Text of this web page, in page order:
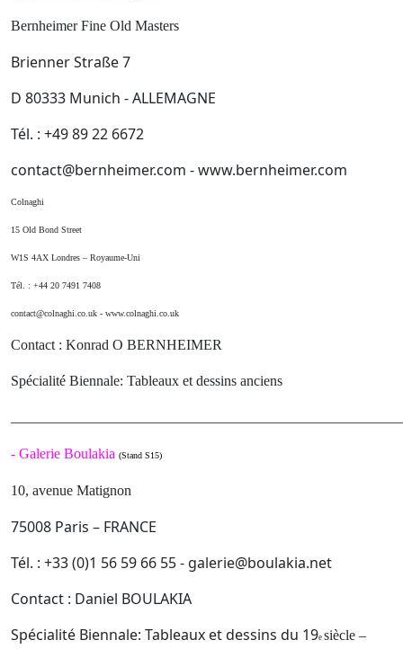
Bernheimer Fine Old Masters
Brienner Straße 7
D 80333 Munich - ALLEMAGNE
Tél. : +49 89 22 6672
contact@bernheimer.com - www.bernheimer.com
Colnaghi
15 Old Bond Street
W1S 4AX Londres – Royaume-Uni
Tél. : +44 20 7491 7408
contact@colnaghi.co.uk - www.colnaghi.co.uk
Contact : Konrad O BERNHEIMER
Spécialité Biennale: Tableaux et dessins anciens
- Galerie Boulakia (Stand S15)
10, avenue Matignon
75008 Paris – FRANCE
Tél. : +33 (0)1 56 59 66 55 - galerie@boulakia.net
Contact : Daniel BOULAKIA
Spécialité Biennale: Tableaux et dessins du 19e siècle –